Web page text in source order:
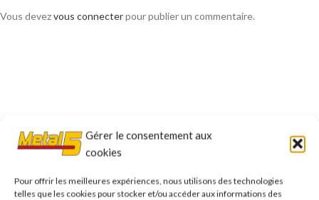
Gérer le consentement aux
cookies
Pour offrir les meilleures expériences, nous utilisons des technologies
telles que les cookies pour stocker et/ou accéder aux informations des
Vous devezvous connecterpour publier un commentaire.